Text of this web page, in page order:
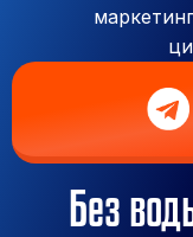
Без